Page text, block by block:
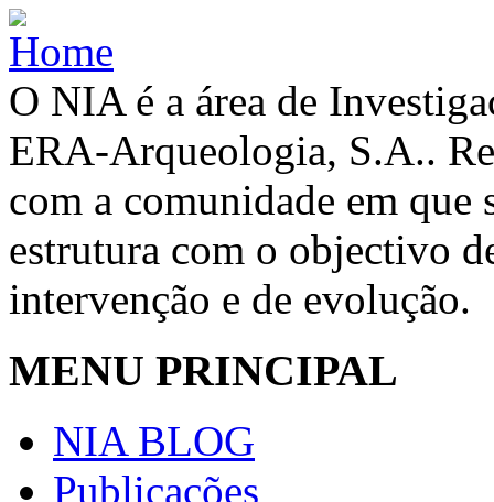
O NIA é a área de
ERA-Arqueologia, S.A..
com a comunidade em que
estrutura com o objectivo
intervenção e de evolução.
MENU PRINCIPAL
NIA BLOG
Publicações